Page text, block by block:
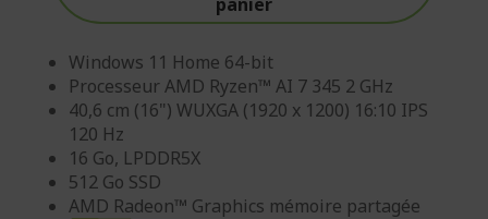
Windows 11 Home 64-bit
Processeur AMD Ryzen™ AI 7 345 2 GHz
40,6 cm (16") WUXGA (1920 x 1200) 16:10 IPS
120 Hz
16 Go, LPDDR5X
512 Go SSD
AMD Radeon™ Graphics mémoire partagée